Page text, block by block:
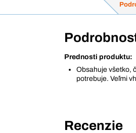
Prednosti produktu:
Obsahuje všetko,
potrebuje. Veľmi
Recenzie